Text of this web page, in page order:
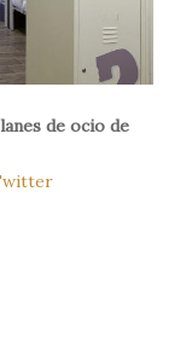
de ocio de